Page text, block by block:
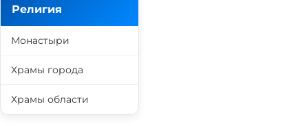
Религия
Монастыри
Храмы города
Храмы области